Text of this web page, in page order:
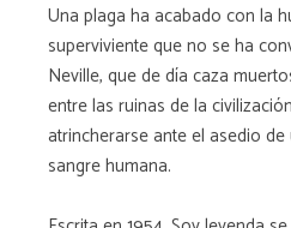
Una plaga ha acabado con la
superviviente que no se ha
Neville, que de día caza
entre las ruinas de la
atrincherarse ante el asedio
sangre humana.